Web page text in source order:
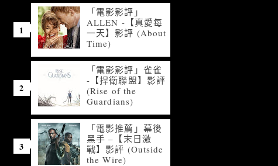
「電影影評」
ALLEN -【真愛每
一天】影評 (About
Time)
「電影影評」雀雀
-【捍衛聯盟】影評
(Rise of the
Guardians)
「電影推薦」幕後
黑手 –【末日激
戰】影評 (Outside
the Wire)